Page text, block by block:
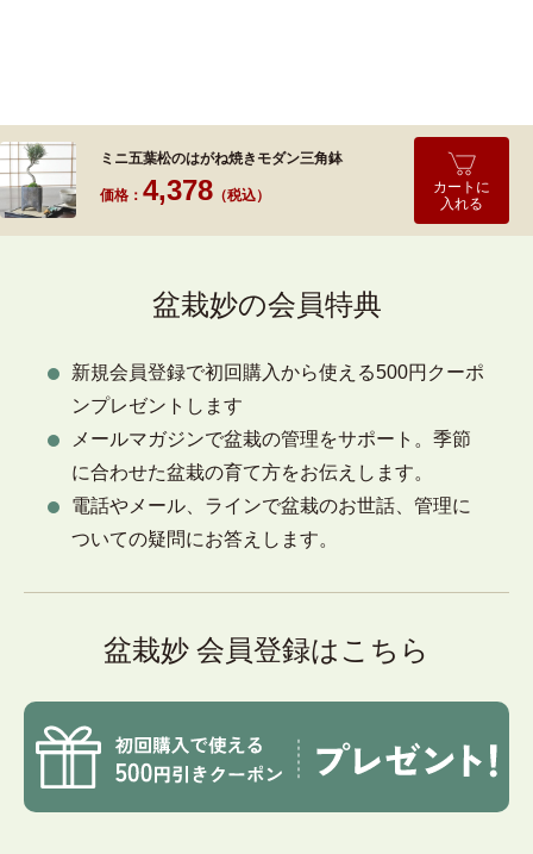
ミニ五葉松のはがね焼きモダン三角鉢
価格： 4,378 （税込）
カートに
入れる
盆栽妙の会員特典
新規会員登録で初回購入から使える500円クーポ
ンプレゼントします
メールマガジンで盆栽の管理をサポート。季節
に合わせた盆栽の育て方をお伝えします。
電話やメール、ラインで盆栽のお世話、管理に
ついての疑問にお答えします。
盆栽妙 会員登録はこちら